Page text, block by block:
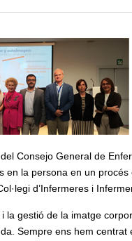
Consejo General de
en la persona en un
d’Infermeres i
i la gestió de la imatge
Sempre ens hem